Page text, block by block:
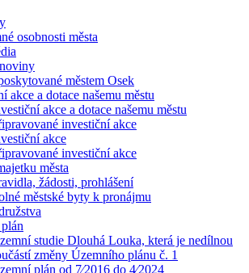
osobnosti města
městem Osek
akce a dotace našemu městu
akce a dotace našemu městu
investiční akce
akce
investiční akce
města
žádosti, prohlášení
městské byty k pronájmu
studie Dlouhá Louka, která je nedílnou
změny Územního plánu č. 1
plán od 7⁄2016 do 4⁄2024